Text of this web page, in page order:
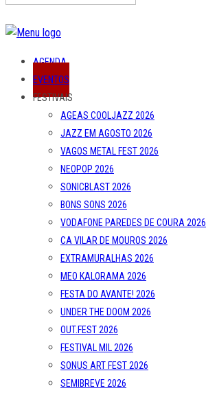
AGENDA
EVENTOS
FESTIVAIS
AGEAS COOLJAZZ 2026
JAZZ EM AGOSTO 2026
VAGOS METAL FEST 2026
NEOPOP 2026
SONICBLAST 2026
BONS SONS 2026
VODAFONE PAREDES DE COURA 2026
CA VILAR DE MOUROS 2026
EXTRAMURALHAS 2026
MEO KALORAMA 2026
FESTA DO AVANTE! 2026
UNDER THE DOOM 2026
OUT.FEST 2026
FESTIVAL MIL 2026
SONUS ART FEST 2026
SEMIBREVE 2026